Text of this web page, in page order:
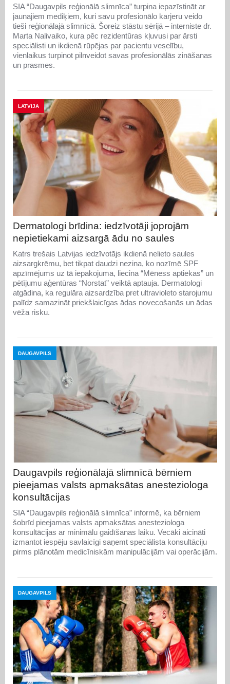
SIA “Daugavpils reģionālā slimnīca” turpina iepazīstināt ar
jaunajiem mediķiem, kuri savu profesionālo karjeru veido
tieši reģionālajā slimnīcā. Šoreiz stāstu sērijā – interniste dr.
Marta Nalivaiko, kura pēc rezidentūras kļuvusi par ārsti
speciālisti un ikdienā rūpējas par pacientu veselību,
vienlaikus turpinot pilnveidot savas profesionālās zināšanas
un prasmes.
LATVIJA
Dermatologi brīdina: iedzīvotāji joprojām
nepietiekami aizsargā ādu no saules
Katrs trešais Latvijas iedzīvotājs ikdienā nelieto saules
aizsargkrēmu, bet tikpat daudzi nezina, ko nozīmē SPF
apzīmējums uz tā iepakojuma, liecina “Mēness aptiekas” un
pētījumu aģentūras “Norstat” veiktā aptauja. Dermatologi
atgādina, ka regulāra aizsardzība pret ultravioleto starojumu
palīdz samazināt priekšlaicīgas ādas novecošanās un ādas
vēža risku.
DAUGAVPILS
Daugavpils reģionālajā slimnīcā bērniem
pieejamas valsts apmaksātas anesteziologa
konsultācijas
SIA “Daugavpils reģionālā slimnīca” informē, ka bērniem
šobrīd pieejamas valsts apmaksātas anesteziologa
konsultācijas ar minimālu gaidīšanas laiku. Vecāki aicināti
izmantot iespēju savlaicīgi saņemt speciālista konsultāciju
pirms plānotām medicīniskām manipulācijām vai operācijām.
DAUGAVPILS